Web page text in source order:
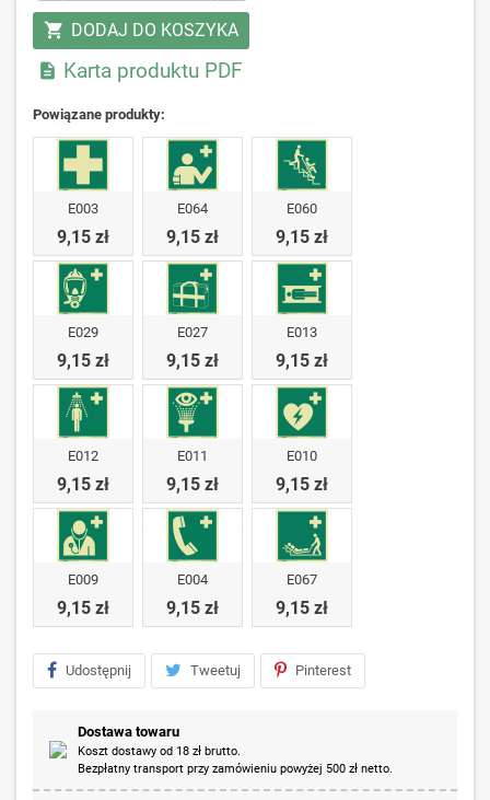
shopping_cart DODAJ DO KOSZYKA
 Karta produktu PDF
Powiązane produkty:
E003
9,15 zł
E064
9,15 zł
E060
9,15 zł
E029
9,15 zł
E027
9,15 zł
E013
9,15 zł
E012
9,15 zł
E011
9,15 zł
E010
9,15 zł
E009
9,15 zł
E004
9,15 zł
E067
9,15 zł
Udostępnij Tweetuj Pinterest
Dostawa towaru
Koszt dostawy od 18 zł brutto.
Bezpłatny transport przy zamówieniu powyżej 500 zł netto.